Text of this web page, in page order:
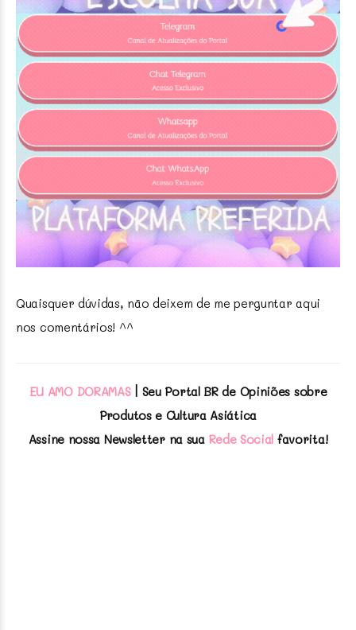
Quaisquer dúvidas, não deixem de me perguntar aqui
nos comentários! ^^
EU AMO DORAMAS
| Seu Portal BR de Opiniões sobre
Produtos e Cultura Asiática
Assine nossa Newsletter na sua Rede Social favorita!